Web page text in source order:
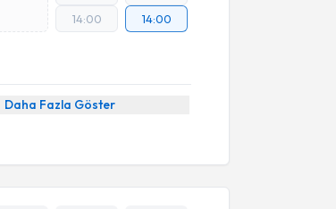
14:00
14:00
Daha Fazla Göster